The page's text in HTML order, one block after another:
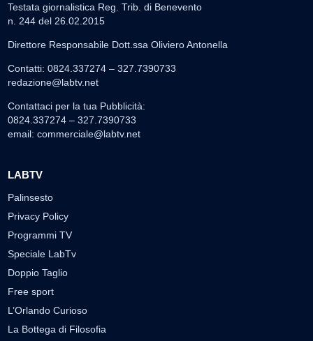
Testata giornalistica Reg. Trib. di Benevento
n. 244 del 26.02.2015
Direttore Responsabile Dott.ssa Oliviero Antonella
Contatti: 0824.337274 – 327.7390733
redazione@labtv.net
Contattaci per la tua Pubblicità:
0824.337274 – 327.7390733
email: commerciale@labtv.net
LABTV
Palinsesto
Privacy Policy
Programmi TV
Speciale LabTv
Doppio Taglio
Free sport
L’Orlando Curioso
La Bottega di Filosofia